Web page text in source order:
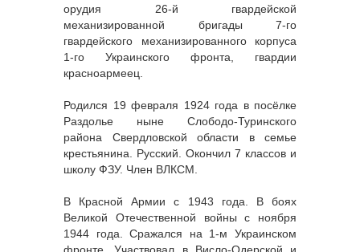
орудия 26-й гвардейской
механизированной бригады 7-го
гвардейского механизированного корпуса
1-го Украинского фронта, гвардии
красноармеец.
Родился 19 февраля 1924 года в посёлке
Раздолье ныне Слободо-Туринского
района Свердловской области в семье
крестьянина. Русский. Окончил 7 классов и
школу ФЗУ. Член ВЛКСМ.
В Красной Армии с 1943 года. В боях
Великой Отечественной войны с ноября
1944 года. Сражался на 1-м Украинском
фронте. Участвовал в Висло-Одерской и